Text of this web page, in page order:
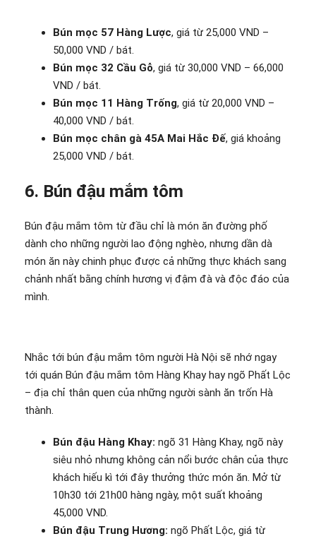
Bún mọc 57 Hàng Lược, giá từ 25,000 VND –
50,000 VND / bát.
Bún mọc 32 Cầu Gỗ, giá từ 30,000 VND – 66,000
VND / bát.
Bún mọc 11 Hàng Trống, giá từ 20,000 VND –
40,000 VND / bát.
Bún mọc chân gà 45A Mai Hắc Đế, giá khoảng
25,000 VND / bát.
6. Bún đậu mắm tôm
Bún đậu mắm tôm từ đầu chỉ là món ăn đường phố
dành cho những người lao động nghèo, nhưng dần dà
món ăn này chinh phục được cả những thực khách sang
chảnh nhất bằng chính hương vị đậm đà và độc đáo của
mình.
Nhắc tới bún đậu mắm tôm người Hà Nội sẽ nhớ ngay
tới quán Bún đậu mắm tôm Hàng Khay hay ngõ Phất Lộc
– địa chỉ thân quen của những người sành ăn trốn Hà
thành.
Bún đậu Hàng Khay: ngõ 31 Hàng Khay, ngõ này
siêu nhỏ nhưng không cản nổi bước chân của thực
khách hiếu kì tới đây thưởng thức món ăn. Mở từ
10h30 tới 21h00 hàng ngày, một suất khoảng
45,000 VND.
Bún đậu Trung Hương: ngõ Phất Lộc, giá từ